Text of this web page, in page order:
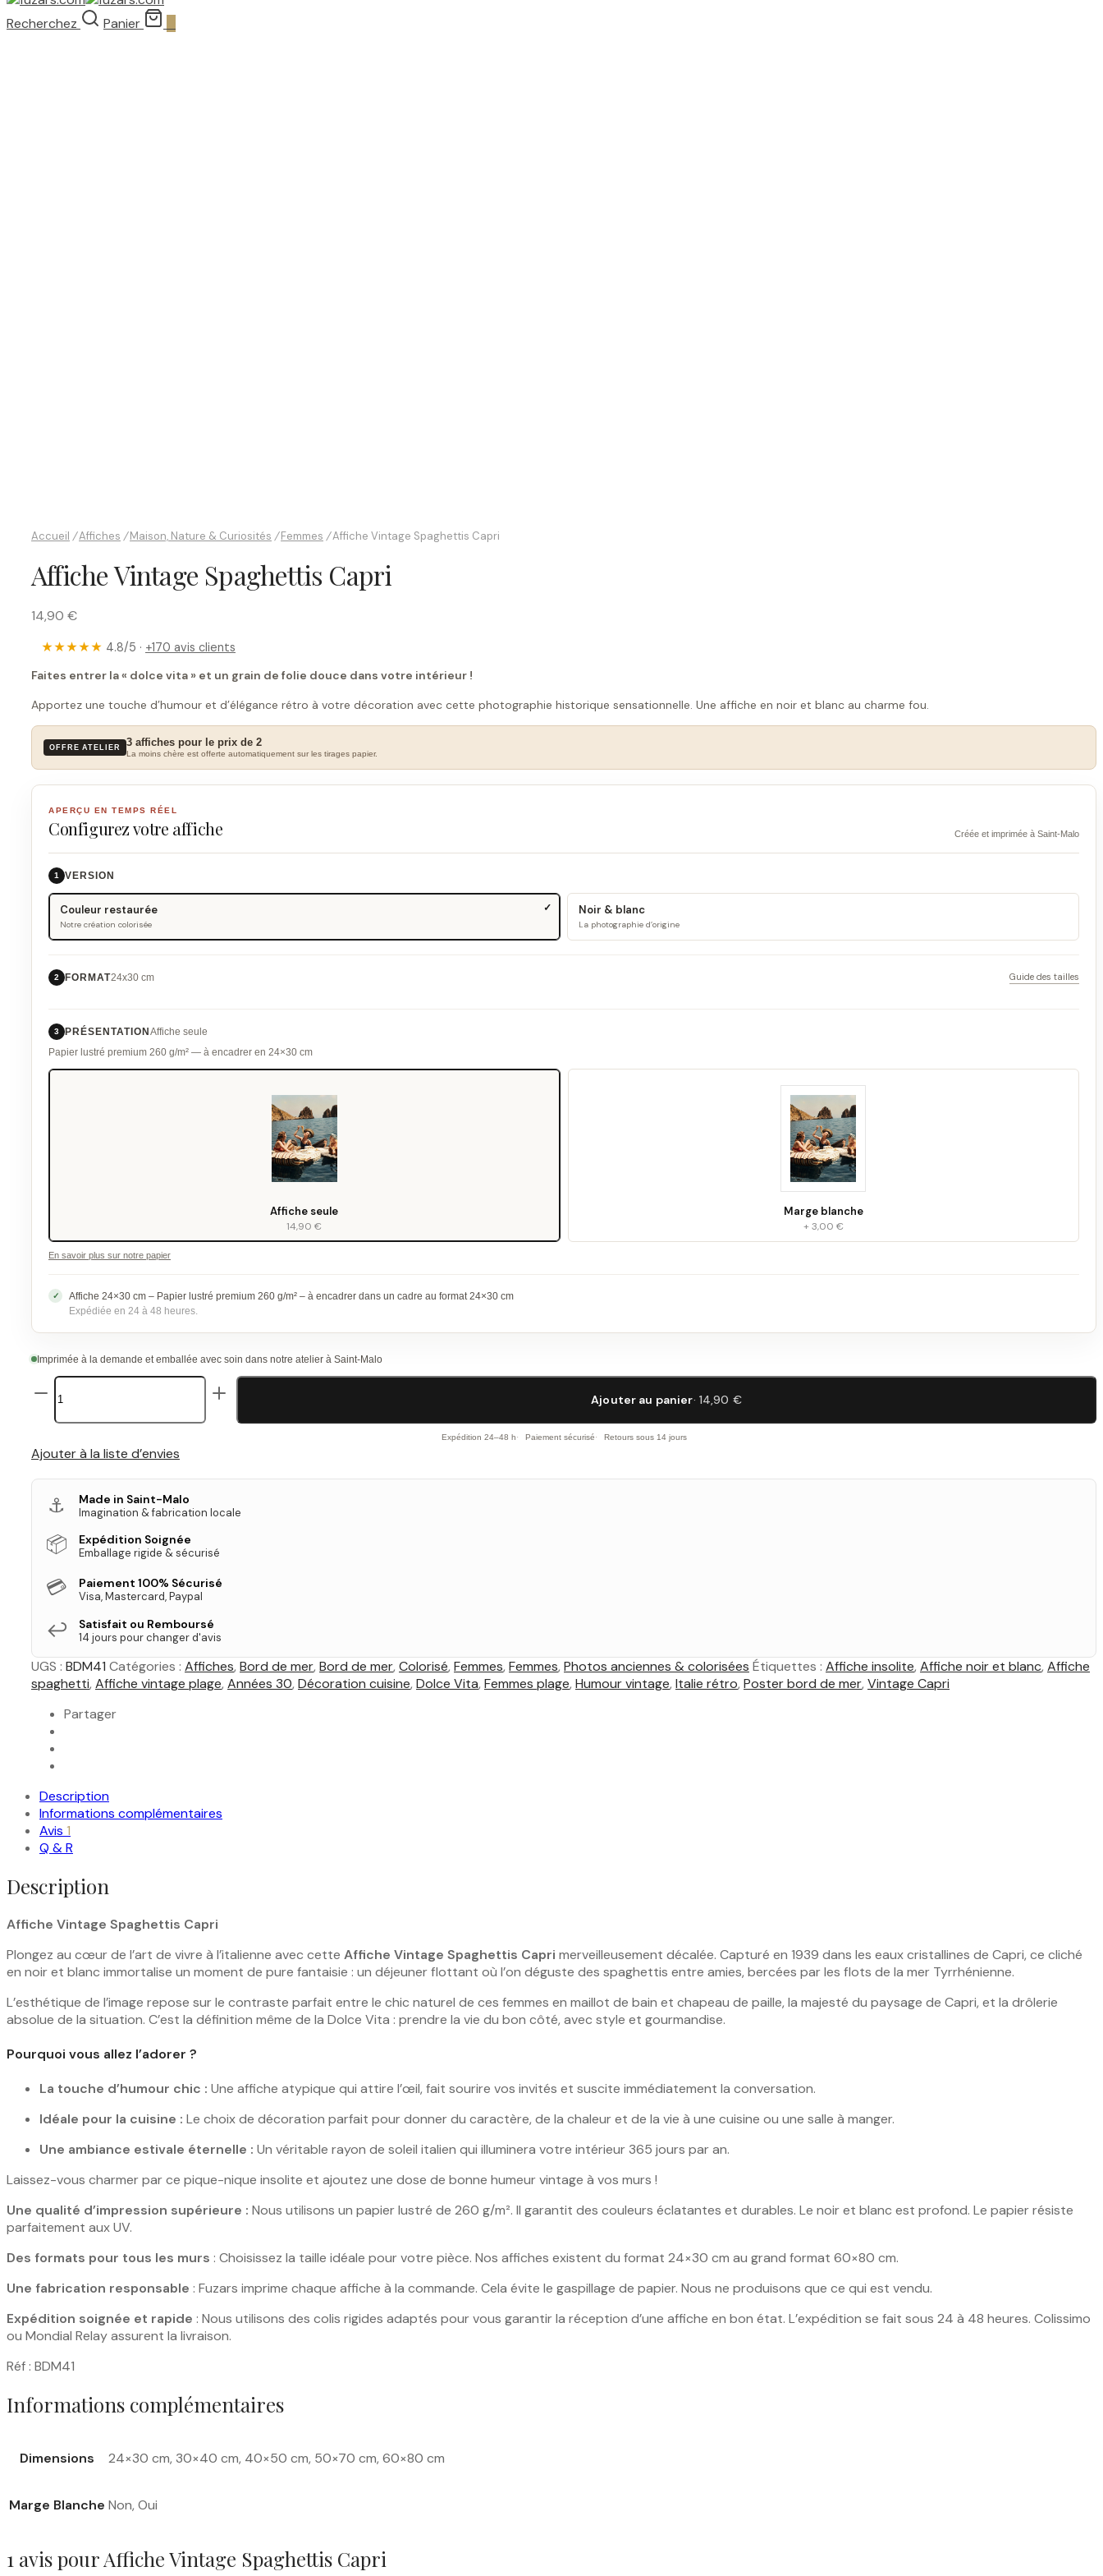
Recherchez Panier
Accueil /Affiches / Maison, Nature & Curiosités / Femmes /Affiche Vintage Spaghettis Capri
Affiche Vintage Spaghettis Capri
14,90 €
★★★★★ 4.8/5 · +170 avis clients
Faites entrer la « dolce vita » et un grain de folie douce dans votre intérieur !
Apportez une touche d’humour et d’élégance rétro à votre décoration avec cette photographie historique sensationnelle. Une affiche en noir et blanc au charme fou.
OFFRE ATELIER 3 affiches pour le prix de 2
La moins chère est offerte automatiquement sur les tirages papier.
APERÇU EN TEMPS RÉEL
Configurez votre affiche Créée et imprimée à Saint-Malo
1 VERSION
Couleur restaurée
Notre création colorisée
Noir & blanc
La photographie d’origine
2 FORMAT24x30 cm Guide des tailles
3 PRÉSENTATIONAffiche seule
Papier lustré premium 260 g/m² — à encadrer en 24×30 cm
Affiche seule
14,90 €
Marge blanche
+ 3,00 €
En savoir plus sur notre papier
Affiche 24×30 cm – Papier lustré premium 260 g/m² – à encadrer dans un cadre au format 24×30 cm
Expédiée en 24 à 48 heures.
Imprimée à la demande et emballée avec soin dans notre atelier à Saint-Malo
quantité
de
Affiche
Spaghettis
Ajouter au panier· 14,90 €
Expédition 24–48 h Paiement sécurisé Retours sous 14 jours
Ajouter à la liste d’envies
⚓ Made in Saint-Malo
Imagination & fabrication locale
📦 Expédition Soignée
Emballage rigide & sécurisé
💳 Paiement 100% Sécurisé
Visa, Mastercard, Paypal
↩️ Satisfait ou Remboursé
14 jours pour changer d'avis
UGS : BDM41 Catégories : Affiches, Bord de mer, Bord de mer, Colorisé, Femmes, Femmes, Photos anciennes & colorisées Étiquettes : Affiche insolite, Affiche noir et blanc, Affiche
spaghetti, Affiche vintage plage, Années 30, Décoration cuisine, Dolce Vita, Femmes plage, Humour vintage, Italie rétro, Poster bord de mer, Vintage Capri
Partager
Description
Informations complémentaires
Avis 1
Q & R
Description
Affiche Vintage Spaghettis Capri
Plongez au cœur de l’art de vivre à l’italienne avec cette Affiche Vintage Spaghettis Capri merveilleusement décalée. Capturé en 1939 dans les eaux cristallines de Capri, ce cliché
en noir et blanc immortalise un moment de pure fantaisie : un déjeuner flottant où l’on déguste des spaghettis entre amies, bercées par les flots de la mer Tyrrhénienne.
L’esthétique de l’image repose sur le contraste parfait entre le chic naturel de ces femmes en maillot de bain et chapeau de paille, la majesté du paysage de Capri, et la drôlerie
absolue de la situation. C’est la définition même de la Dolce Vita : prendre la vie du bon côté, avec style et gourmandise.
Pourquoi vous allez l’adorer ?
La touche d’humour chic : Une affiche atypique qui attire l’œil, fait sourire vos invités et suscite immédiatement la conversation.
Idéale pour la cuisine : Le choix de décoration parfait pour donner du caractère, de la chaleur et de la vie à une cuisine ou une salle à manger.
Une ambiance estivale éternelle : Un véritable rayon de soleil italien qui illuminera votre intérieur 365 jours par an.
Laissez-vous charmer par ce pique-nique insolite et ajoutez une dose de bonne humeur vintage à vos murs !
Une qualité d’impression supérieure : Nous utilisons un papier lustré de 260 g/m². Il garantit des couleurs éclatantes et durables. Le noir et blanc est profond. Le papier résiste
parfaitement aux UV.
Des formats pour tous les murs : Choisissez la taille idéale pour votre pièce. Nos affiches existent du format 24×30 cm au grand format 60×80 cm.
Une fabrication responsable : Fuzars imprime chaque affiche à la commande. Cela évite le gaspillage de papier. Nous ne produisons que ce qui est vendu.
Expédition soignée et rapide : Nous utilisons des colis rigides adaptés pour vous garantir la réception d’une affiche en bon état. L’expédition se fait sous 24 à 48 heures. Colissimo
ou Mondial Relay assurent la livraison.
Réf : BDM41
Informations complémentaires
Dimensions 24×30 cm, 30×40 cm, 40×50 cm, 50×70 cm, 60×80 cm
Marge Blanche Non, Oui
1 avis pourAffiche Vintage Spaghettis Capri